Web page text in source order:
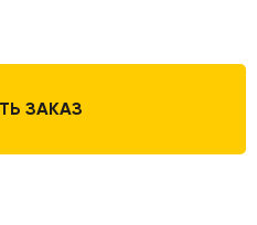
ЗАКАЗ